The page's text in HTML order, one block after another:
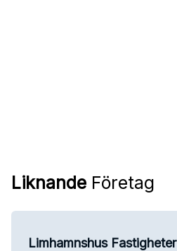
Liknande Företag
Limhamnshus Fastigheter